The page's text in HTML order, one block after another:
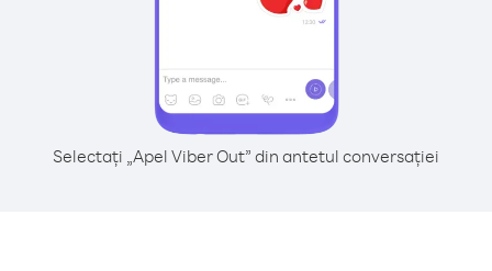
Selectați „Apel Viber Out” din antetul conversației